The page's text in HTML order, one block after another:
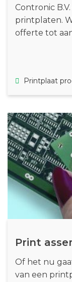
Contronic
printplaten.
offerte tot
Printplaat
Print
Of het nu
van een